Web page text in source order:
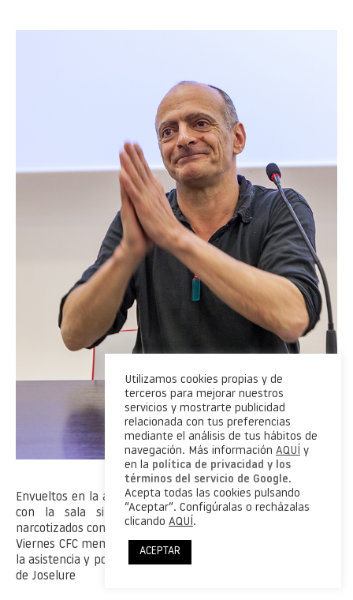
Envueltos en la atmósfera del trabajo de Antoine Dagatá, y
con la sala sin espacio para un alfiler, disfrutamos
narcotizados con el trabajo del maestro de la penumbra. Un
Viernes CFC memorable en El Ensanche. Gracias a todos por
la asistencia y por el ambientazo generado. Fotos (cómo no)
de Joselure
Utilizamos cookies propias y de
terceros para mejorar nuestros
servicios y mostrarte publicidad
relacionada con tus preferencias
mediante el análisis de tus hábitos de
navegación. Más información AQUÍ y
en la política de privacidad y los
términos del servicio de Google.
Acepta todas las cookies pulsando
“Aceptar”. Configúralas o recházalas
clicando AQUÍ.
ACEPTAR